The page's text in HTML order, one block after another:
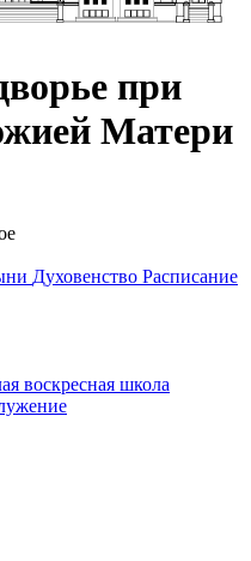
при
Матери
Духовенство Расписание
воскресная школа